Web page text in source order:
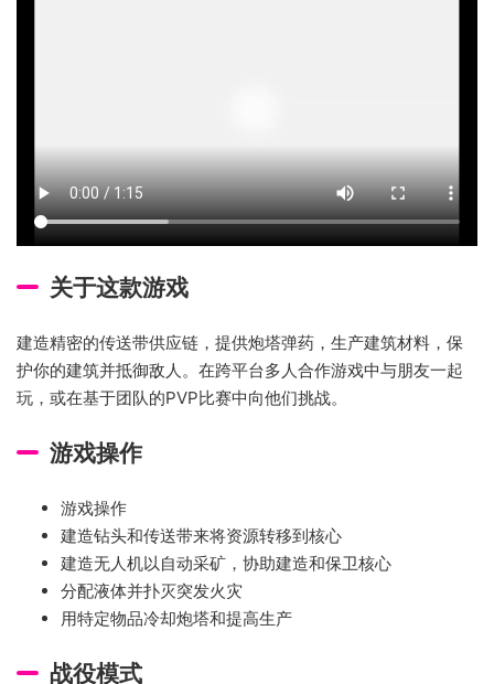
关于这款游戏
建造精密的传送带供应链，提供炮塔弹药，生产建筑材料，保
护你的建筑并抵御敌人。在跨平台多人合作游戏中与朋友一起
玩，或在基于团队的PVP比赛中向他们挑战。
游戏操作
游戏操作
建造钻头和传送带来将资源转移到核心
建造无人机以自动采矿，协助建造和保卫核心
分配液体并扑灭突发火灾
用特定物品冷却炮塔和提高生产
战役模式